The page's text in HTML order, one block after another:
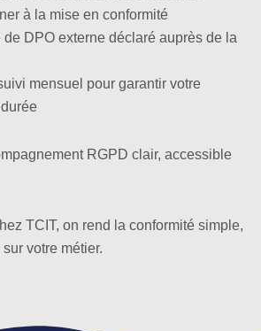
à la mise en conformité
de DPO externe déclaré auprès de la
mensuel pour garantir votre
RGPD clair, accessible
TCIT, on rend la conformité simple,
votre métier.